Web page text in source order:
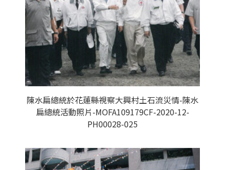
陳水扁總統於花蓮縣視察大興村土石流災情-陳水
扁總統活動照片-MOFA109179CF-2020-12-
PH00028-025